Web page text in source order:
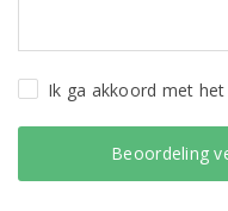
Ik ga akkoord met het